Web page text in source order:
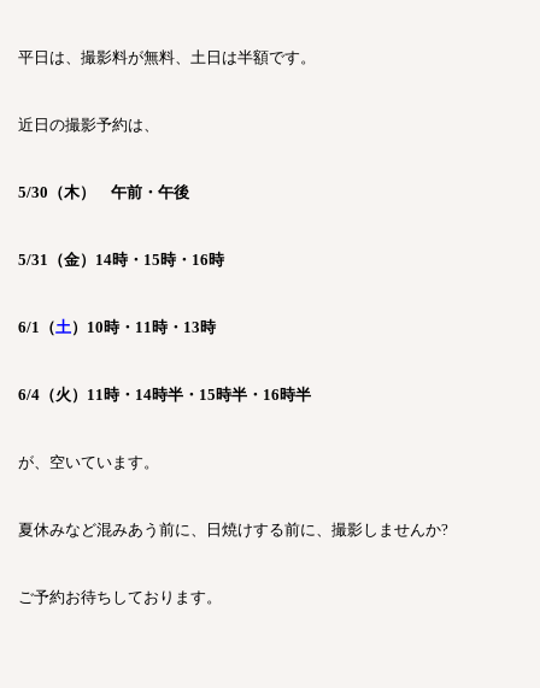
平日は、撮影料が無料、土日は半額です。
近日の撮影予約は、
5/30 （木） 午前・午後
5/31 （金） 14時・15時・16時
6/1 （土 ） 10時・ 11時・ 13時
6/4 （火） 11時・ 14時半・ 15時半・ 16時半
が、空いています。
夏休みなど混みあう前に、日焼けする前に、撮影しませんか?
ご予約お待ちしております。